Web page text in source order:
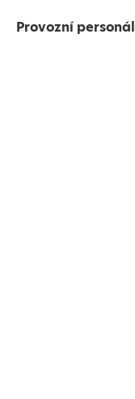
Provozní personál